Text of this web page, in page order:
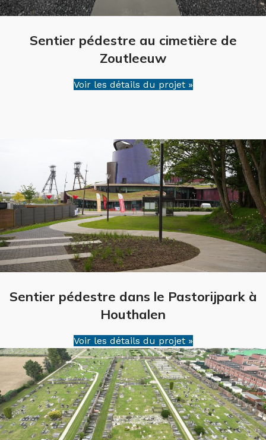
Sentier pédestre au cimetière de
Zoutleeuw
Voir les détails du projet »
Sentier pédestre dans le Pastorijpark à
Houthalen
Voir les détails du projet »